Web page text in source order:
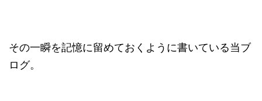
その一瞬を記憶に留めておくように書いている当ブ
ログ。